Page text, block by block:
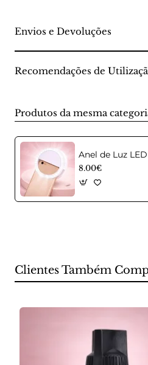
Envios e Devoluções
Recomendações de
Produtos da mesma
8.00€
Clientes Também